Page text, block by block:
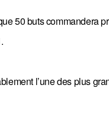
50 buts commandera
l’une des plus